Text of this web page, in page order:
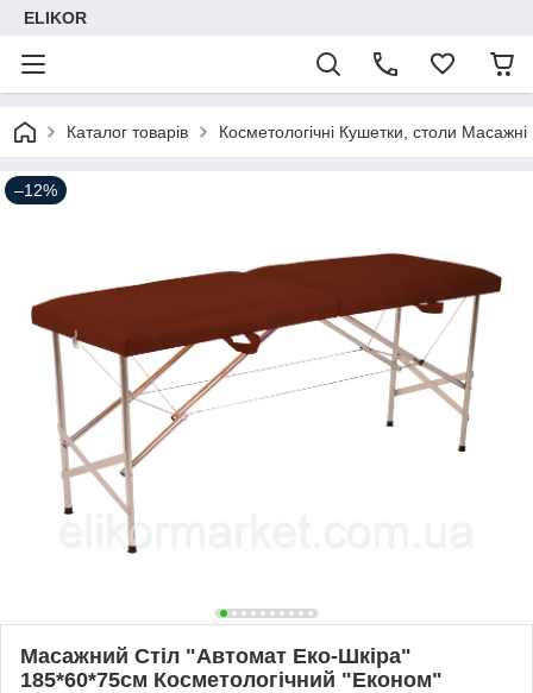
ELIKOR
Каталог товарів Косметологічні Кушетки, столи Масажні
–12%
Масажний Стіл "Автомат Еко-Шкіра"
185*60*75см Косметологічний "Економ"